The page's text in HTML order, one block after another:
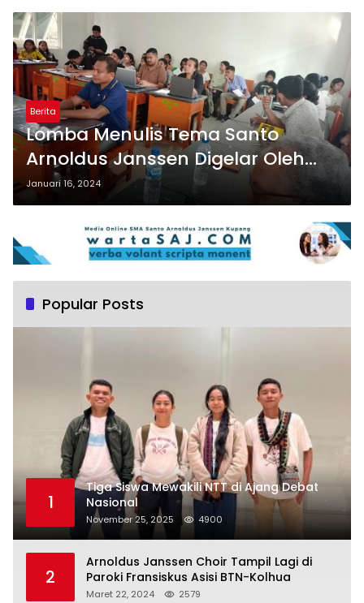
Berita
Lomba Menulis Tema Santo
Arnoldus Janssen Digelar Oleh
Badan Pengurus Komite Sekolah,
Ini Hadiahnya!
Januari 16, 2024
Popular Posts
1
Tiga Siswa Mewakili NTT di Ajang Debat
Nasional
November 25, 2025 4900
2
Arnoldus Janssen Choir Tampil Lagi di
Paroki Fransiskus Asisi BTN-Kolhua
Maret 22, 2024 2579